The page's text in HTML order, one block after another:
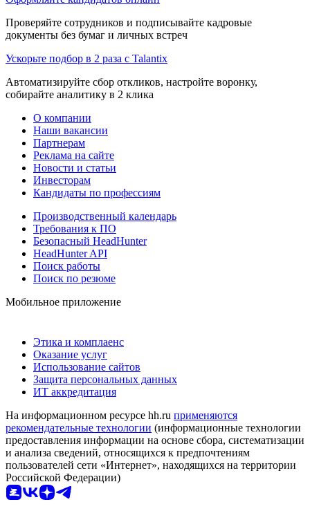
Проверяйте сотрудников и подписывайте кадровые
документы без бумаг и личных встреч
Ускорьте подбор в 2 раза с Talantix
Автоматизируйте сбор откликов, настройте воронку,
собирайте аналитику в 2 клика
О компании
Наши вакансии
Партнерам
Реклама на сайте
Новости и статьи
Инвесторам
Кандидаты по профессиям
Производственный календарь
Требования к ПО
Безопасный HeadHunter
HeadHunter API
Поиск работы
Поиск по резюме
Мобильное приложение
Этика и комплаенс
Оказание услуг
Использование сайтов
Защита персональных данных
ИТ аккредитация
На информационном ресурсе hh.ru применяются
рекомендательные технологии (информационные технологии
предоставления информации на основе сбора, систематизации
и анализа сведений, относящихся к предпочтениям
пользователей сети «Интернет», находящихся на территории
Российской Федерации)